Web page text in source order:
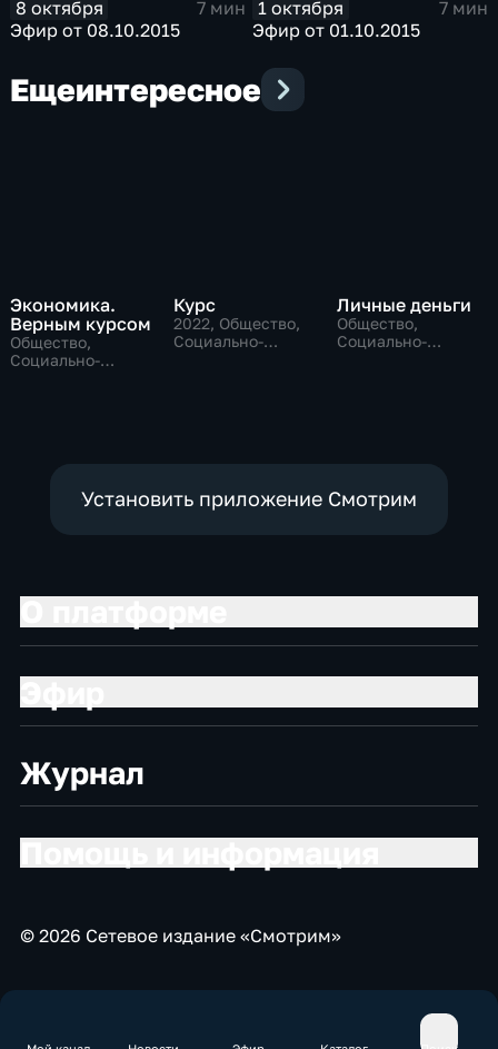
8 октября
7 мин
Эфир от 08.10.2015
1 октября
7 мин
Эфир от 01.10.2015
Ещеинтересное
Экономика.
Верным курсом
Общество,
Социально-
Курс
2022, Общество,
Социально-
Личные деньги
Общество,
Социально-
Установить приложение Смотрим
Журнал
© 2026 Сетевое издание «Смотрим»